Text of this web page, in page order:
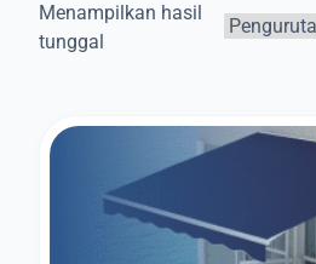
Menampilkan hasil
tunggal